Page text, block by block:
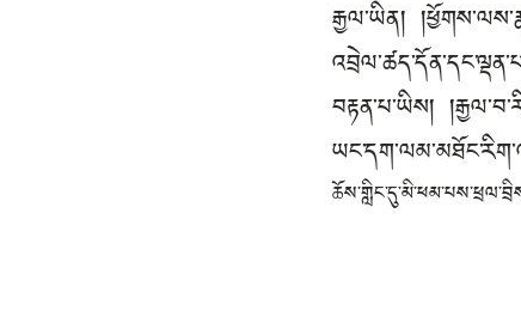
རྒྱལ་ཡིན།
བརྟན་པ་ཡིས།